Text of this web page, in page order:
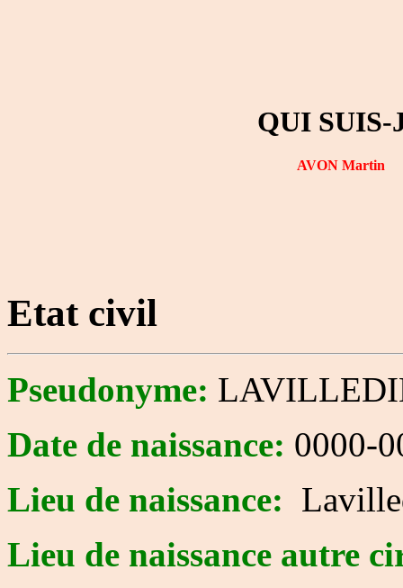
QUI SUIS-
AVON Martin
Etat civil
Pseudonyme:
Date de naissance: 0000-
Lieu de naissance:
Lieu de naissance autre